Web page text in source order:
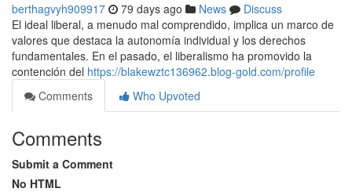
berthagvyh909917 79 days ago News
Discuss
El ideal liberal, a menudo mal comprendido, implica un marco de
valores que destaca la autonomía individual y los derechos
fundamentales. En el pasado, el liberalismo ha promovido la
contención del https://blakewztc136962.blog-gold.com/profile
Comments
Who Upvoted
Comments
Submit a Comment
No HTML